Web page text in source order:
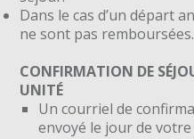
Dans le cas d’un départ
ne sont pas remboursées.
CONFIRMATION DE
UNITÉ
Un courriel de
envoyé le jour de